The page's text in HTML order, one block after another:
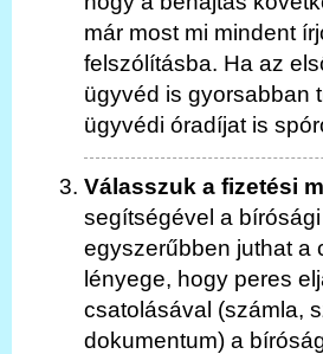
már most mi mindent
felszólításba. Ha az
ügyvéd is gyorsabban
ügyvédi óradíjat is
Válasszuk a fizetési
segítségével a
egyszerűbben juthat a
lényege, hogy peres
csatolásával (számla,
dokumentum) a